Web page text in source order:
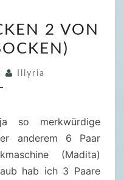
2 VON
Illyria
so merkwürdige
anderem 6 Paar
(Madita)
hab ich 3 Paare